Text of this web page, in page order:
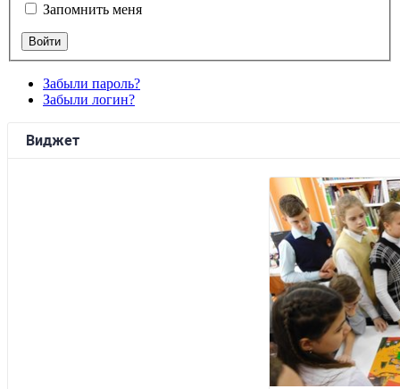
Запомнить меня
Забыли пароль?
Забыли логин?